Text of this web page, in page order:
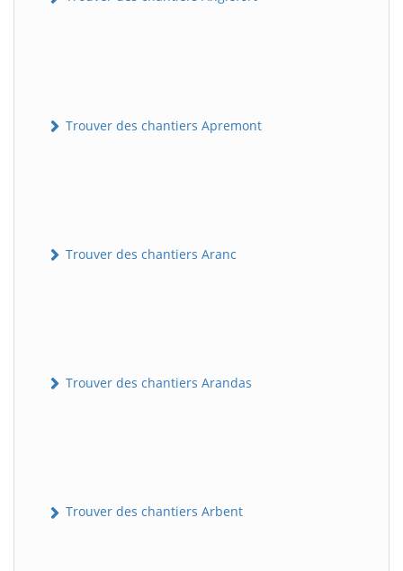
Trouver des chantiers Apremont
Trouver des chantiers Aranc
Trouver des chantiers Arandas
Trouver des chantiers Arbent